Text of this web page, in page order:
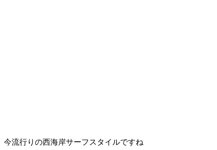
今流行りの西海岸サーフスタイルですね